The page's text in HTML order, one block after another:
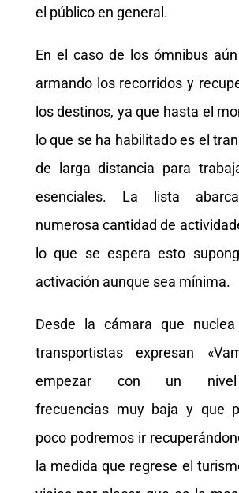
el público en general.
En el caso de los ómnibus
armando los recorridos y
los destinos, ya que hasta el
lo que se ha habilitado es el
de larga distancia para
esenciales. La lista
numerosa cantidad de
lo que se espera esto
activación aunque sea mínima.
Desde la cámara que
transportistas expresan
empezar con un
frecuencias muy baja y que
poco podremos ir
la medida que regrese el